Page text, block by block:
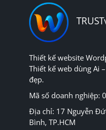
Thiết kế website
Thiết kế web dùng Ai
đẹp.
Mã số doanh nghiệp:
Địa chỉ: 17 Nguyễn
Bình, TP.HCM